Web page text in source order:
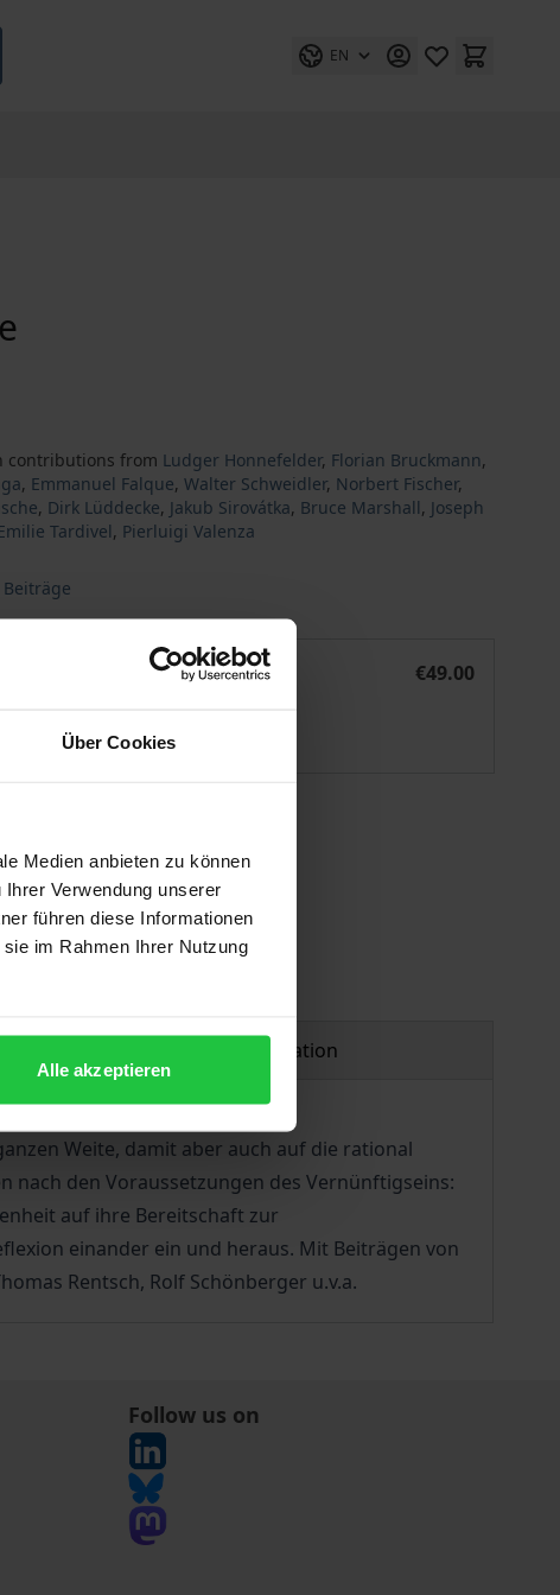
Über Cookies
Medien anbieten zu können
Verwendung unserer
führen diese Informationen
im Rahmen Ihrer Nutzung
Alle akzeptieren
EN
contributions from Ludger Honnefelder, Florian Bruckmann,
, Emmanuel Falque,Walter Schweidler, Norbert Fischer,
, Dirk Lüddecke, Jakub Sirovátka, Bruce Marshall, Joseph
Tardivel, Pierluigi Valenza
Christentum und Philosophie
€49.00
Available
vary at checkout.
Product safety information
Weite, damit aber auch auf die rational
nach den Voraussetzungen des Vernünftigseins:
auf ihre Bereitschaft zur
einander ein und heraus. Mit Beiträgen von
Rentsch, Rolf Schönberger u.v.a.
Follow us on